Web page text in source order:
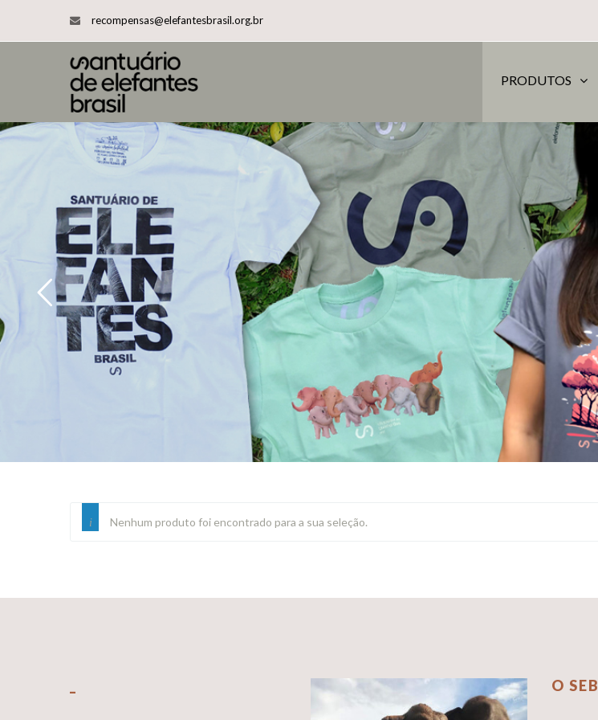
recompensas@elefantesbrasil.org.br
PRODUTOS
Nenhum produto foi encontrado para a sua seleção.
O SEB